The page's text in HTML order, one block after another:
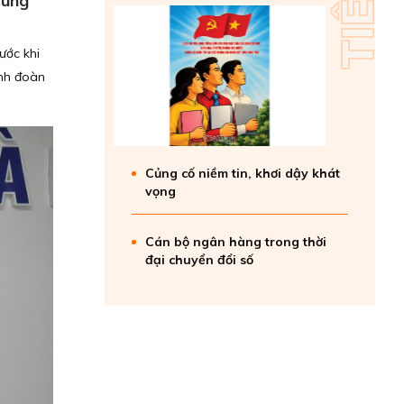
khi
đoàn
Củng cố niềm tin, khơi dậy khát
vọng
Cán bộ ngân hàng trong thời
đại chuyển đổi số